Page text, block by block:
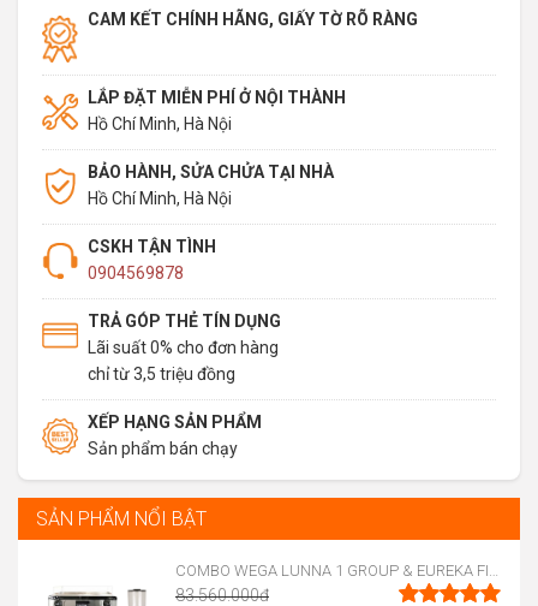
CAM KẾT CHÍNH HÃNG, GIẤY TỜ RÕ RÀNG
LẮP ĐẶT MIỄN PHÍ Ở NỘI THÀNH
Hồ Chí Minh, Hà Nội
BẢO HÀNH, SỬA CHỬA TẠI NHÀ
Hồ Chí Minh, Hà Nội
CSKH TẬN TÌNH
0904569878
TRẢ GÓP THẺ TÍN DỤNG
Lãi suất 0% cho đơn hàng
chỉ từ 3,5 triệu đồng
XẾP HẠNG SẢN PHẨM
Sản phẩm bán chạy
SẢN PHẨM NỔI BẬT
83.560.000đ